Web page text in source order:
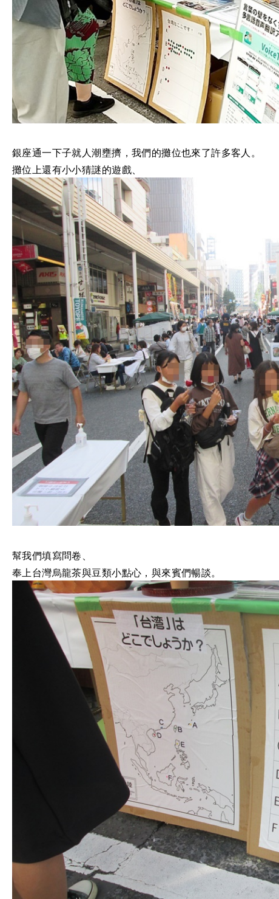
銀座通一下子就人潮壅擠，我們的攤位也來了許多客人。
攤位上還有小小猜謎的遊戲、
幫我們填寫問卷、
奉上台灣烏龍茶與豆類小點心，與來賓們暢談。